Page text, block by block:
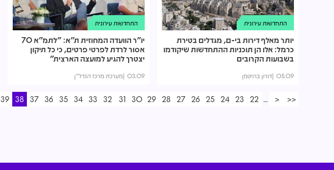
התחדשות עירונית
יותר מאלף דירות בי-ם, מגדלים בטירת
כרמל: אלו הן תוכניות ההתחדשות שיקודמו
בשבועות הקרובים
05.09 דורון ברויטמן
התחדשות עירונית
יו"ר הוועדה המחוזית ת"א: "לתמ"א 70
אסור לרדת לפרטי פרטים, כי כל תיקון
יצטרך להגיע למועצה הארצית"
03.09 מערכת מרכז הנדל"ן
<<
<
...
22
23
24
25
26
27
28
29
30
31
32
33
34
35
36
37
38
39